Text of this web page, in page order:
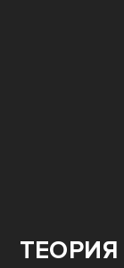
ТЕОРИЯ